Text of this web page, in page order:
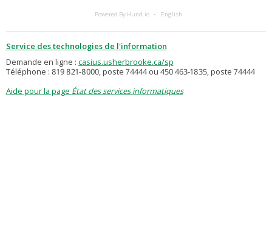
Powered By Hund.io English
Service des technologies de l'information
Demande en ligne : casius.usherbrooke.ca/sp
Téléphone : 819 821-8000, poste 74444 ou 450 463-1835, poste 74444
Aide pour la page État des services informatiques